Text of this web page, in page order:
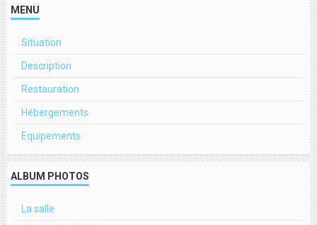
MENU
Situation
Description
Restauration
Hébergements
Equipements
ALBUM PHOTOS
La salle